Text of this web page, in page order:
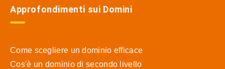
Approfondimenti sui Domini
Come scegliere un dominio efficace
Cos'è un dominio di secondo livello